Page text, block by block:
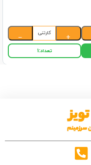
+
کارتنی
−
تعداد:1